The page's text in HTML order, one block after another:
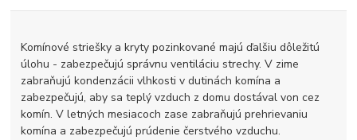
Komínové striešky a kryty pozinkované majú ďalšiu dôležitú
úlohu - zabezpečujú správnu ventiláciu strechy. V zime
zabraňujú kondenzácii vlhkosti v dutinách komína a
zabezpečujú, aby sa teplý vzduch z domu dostával von cez
komín. V letných mesiacoch zase zabraňujú prehrievaniu
komína a zabezpečujú prúdenie čerstvého vzduchu.